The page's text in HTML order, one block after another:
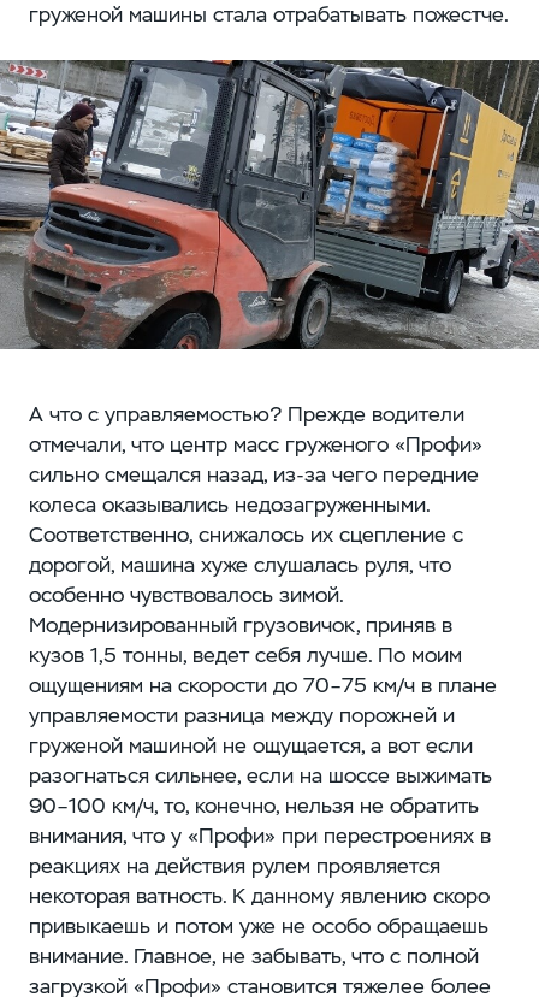
груженой машины стала отрабатывать пожестче.
А что с управляемостью? Прежде водители
отмечали, что центр масс груженого «Профи»
сильно смещался назад, из-за чего передние
колеса оказывались недозагруженными.
Соответственно, снижалось их сцепление с
дорогой, машина хуже слушалась руля, что
особенно чувствовалось зимой.
Модернизированный грузовичок, приняв в
кузов 1,5 тонны, ведет себя лучше. По моим
ощущениям на скорости до 70–75 км/ч в плане
управляемости разница между порожней и
груженой машиной не ощущается, а вот если
разогнаться сильнее, если на шоссе выжимать
90–100 км/ч, то, конечно, нельзя не обратить
внимания, что у «Профи» при перестроениях в
реакциях на действия рулем проявляется
некоторая ватность. К данному явлению скоро
привыкаешь и потом уже не особо обращаешь
внимание. Главное, не забывать, что с полной
загрузкой «Профи» становится тяжелее более